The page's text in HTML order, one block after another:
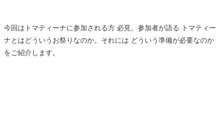
今回はトマティーナに参加される方 必見。参加者が語る トマティー
ナとはどういうお祭りなのか。それには どういう準備が必要なのか
をご紹介します。